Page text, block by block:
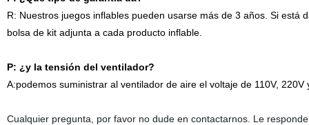
R: Nuestros juegos inflables pueden usarse más de 3 años. Si
bolsa de kit adjunta a cada producto inflable.
P: ¿y la tensión del ventilador?
A:podemos suministrar al ventilador de aire el voltaje de 110V,
Cualquier pregunta, por favor no dude en contactarnos. Le